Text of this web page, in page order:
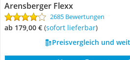
Arensberger Flexx
2685 Bewertungen
ab 179,00 € ( Sofort lieferbar)
Preisvergleich und